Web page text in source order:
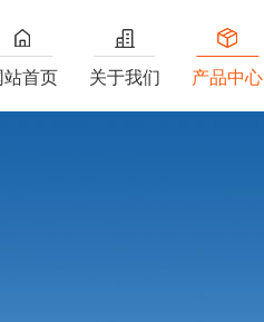
站首页 关于我们 产品中心